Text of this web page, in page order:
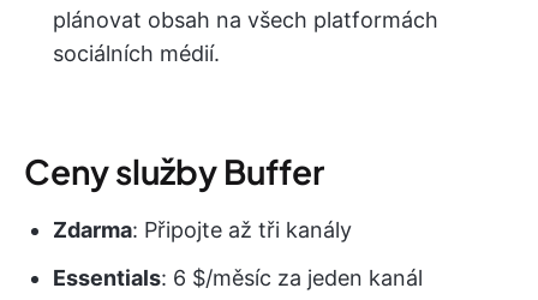
plánovat obsah na všech platformách
sociálních médií.
Ceny služby Buffer
Zdarma: Připojte až tři kanály
Essentials: 6 $/měsíc za jeden kanál